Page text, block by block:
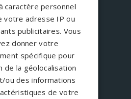
caractère personnel
votre adresse IP ou
publicitaires. Vous
donner votre
spécifique pour
de la géolocalisation
ou des informations
de votre